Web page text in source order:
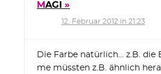
MAGI
12. Februar 2012 in 21:23
Die Farbe natürlich… z.B. die
me müssten z.B. ähnlich